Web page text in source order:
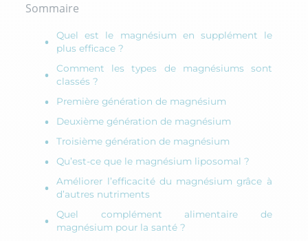
Sommaire
Quel est le magnésium en supplément le
plus efficace ?
Comment les types de magnésiums sont
classés ?
Première génération de magnésium
Deuxième génération de magnésium
Troisième génération de magnésium
Qu’est-ce que le magnésium liposomal ?
Améliorer l’efficacité du magnésium grâce à
d’autres nutriments
Quel complément alimentaire de
magnésium pour la santé ?